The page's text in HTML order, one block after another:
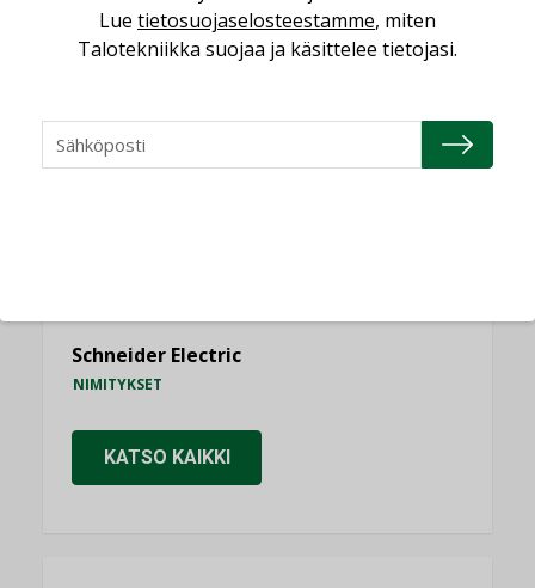
NIMITYKSET
Consti
NIMITYKSET
Schneider Electric
NIMITYKSET
KATSO KAIKKI
Lue tietosuojaselosteestamme, miten
Talotekniikka suojaa ja käsittelee tietojasi.